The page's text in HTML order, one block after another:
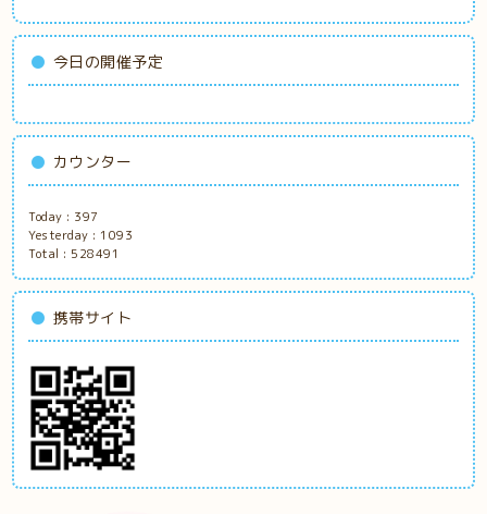
今日の開催予定
カウンター
Today : 397
Yesterday : 1093
Total : 528491
携帯サイト